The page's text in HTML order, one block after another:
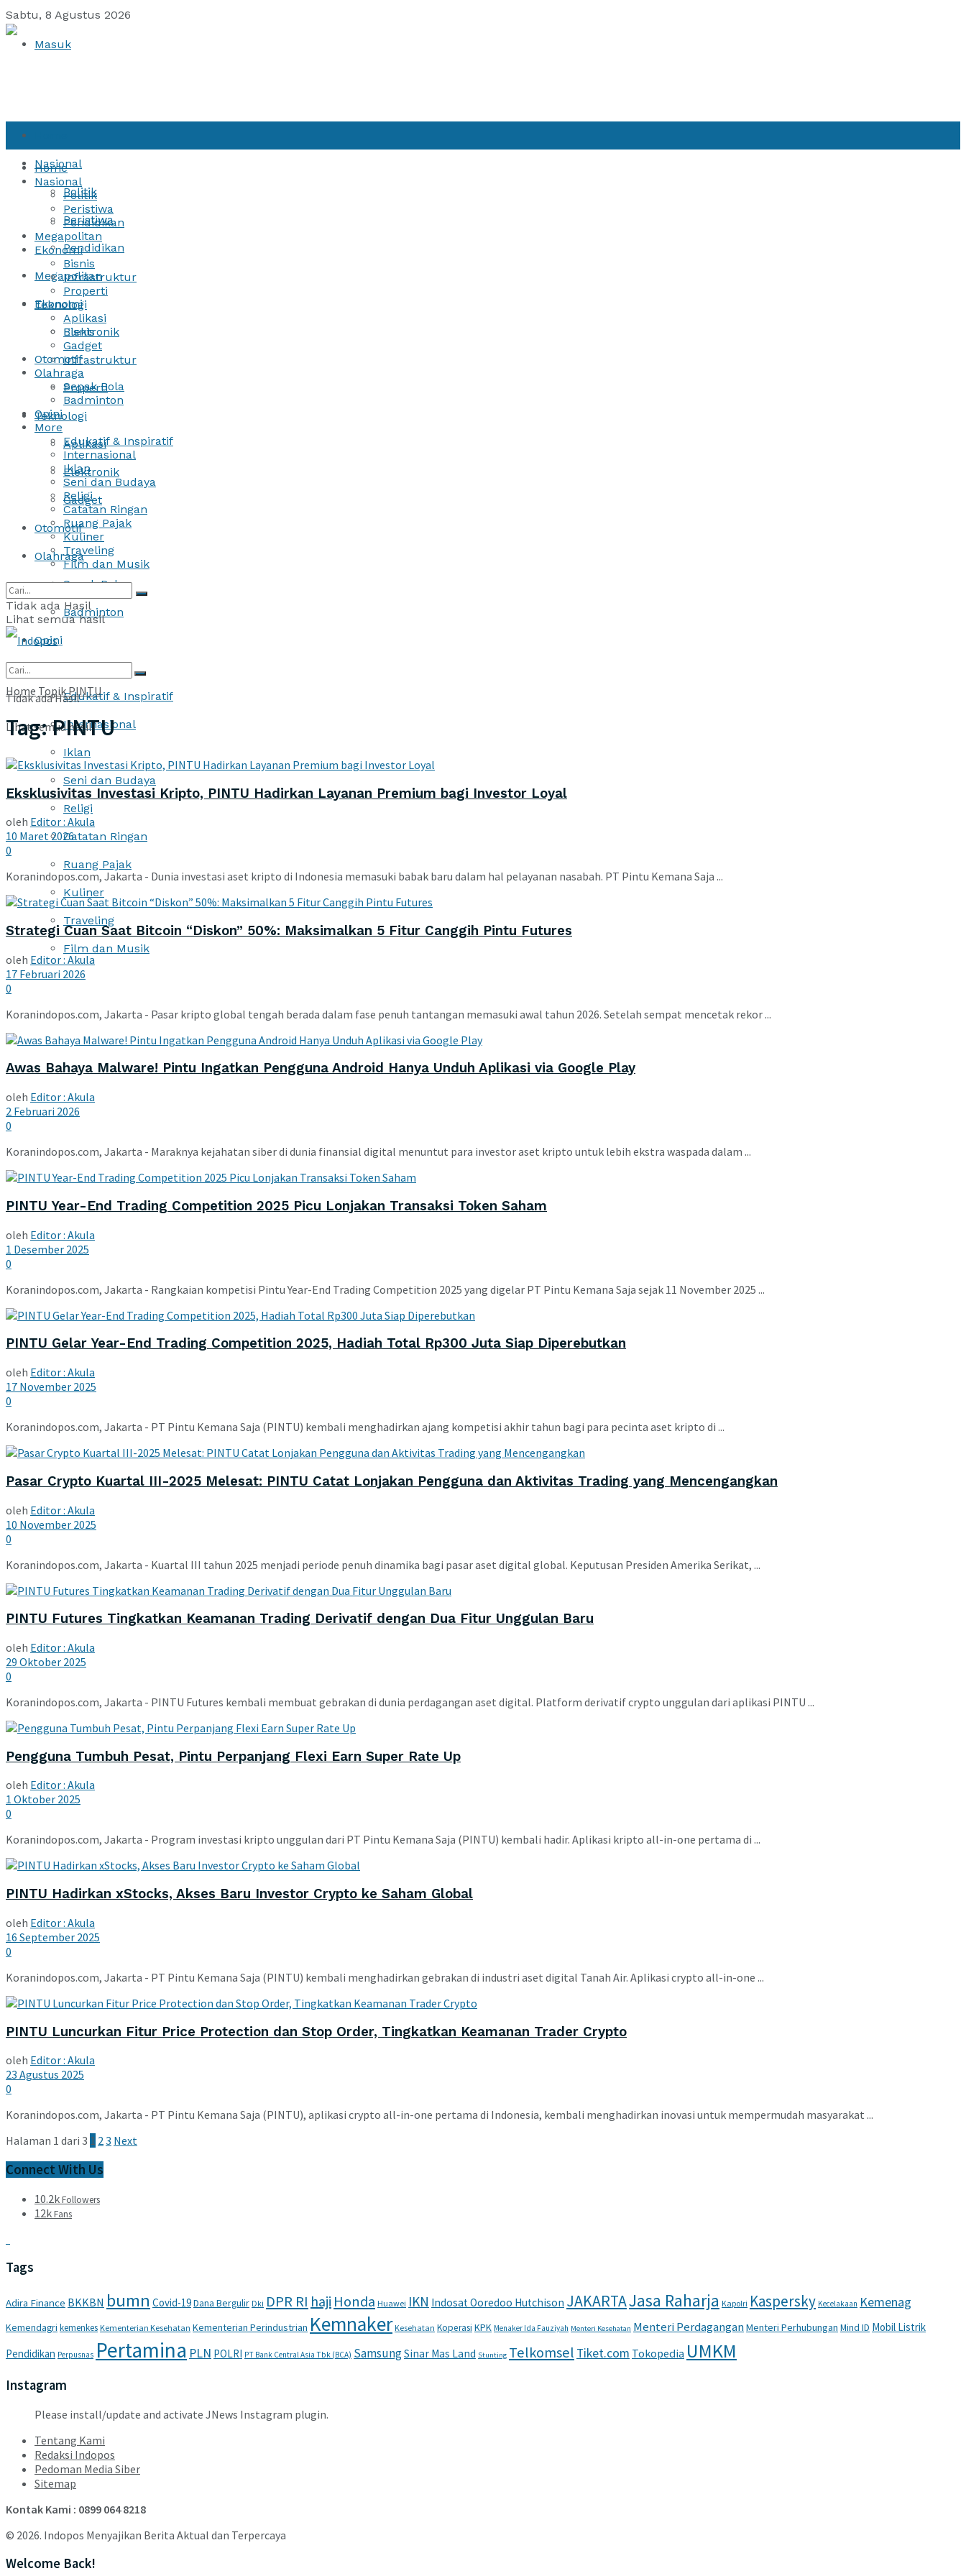
Sabtu, 8 Agustus 2026
Masuk
Nasional
Politik
Peristiwa
Pendidikan
Megapolitan
Ekonomi
Bisnis
Infrastruktur
Properti
Teknologi
Aplikasi
Elektronik
Gadget
Otomotif
Olahraga
Sepak Bola
Badminton
Opini
Edukatif & Inspiratif
Internasional
Iklan
Seni dan Budaya
Religi
Catatan Ringan
Ruang Pajak
Kuliner
Traveling
Film dan Musik
Home
Nasional
Politik
Peristiwa
Pendidikan
Megapolitan
Ekonomi
Bisnis
Infrastruktur
Properti
Teknologi
Aplikasi
Elektronik
Gadget
Otomotif
Olahraga
Sepak Bola
Badminton
Opini
More
Edukatif & Inspiratif
Internasional
Iklan
Seni dan Budaya
Religi
Catatan Ringan
Ruang Pajak
Kuliner
Traveling
Film dan Musik
Tidak ada Hasil
Lihat semua hasil
Tidak ada Hasil
Lihat semua hasil
Home TopikPINTU
Tag:PINTU
​Eksklusivitas Investasi Kripto, PINTU Hadirkan Layanan Premium bagi Investor Loyal
oleh Editor : Akula
10 Maret 2026
0
Koranindopos.com, Jakarta - ​Dunia investasi aset kripto di Indonesia memasuki babak baru dalam hal pelayanan nasabah. PT Pintu Kemana Saja ...
Strategi Cuan Saat Bitcoin “Diskon” 50%: Maksimalkan 5 Fitur Canggih Pintu Futures
oleh Editor : Akula
17 Februari 2026
0
Koranindopos.com, Jakarta - ​Pasar kripto global tengah berada dalam fase penuh tantangan memasuki awal tahun 2026. Setelah sempat mencetak rekor ...
​Awas Bahaya Malware! Pintu Ingatkan Pengguna Android Hanya Unduh Aplikasi via Google Play
oleh Editor : Akula
2 Februari 2026
0
Koranindopos.com, Jakarta - ​Maraknya kejahatan siber di dunia finansial digital menuntut para investor aset kripto untuk lebih ekstra waspada dalam ...
PINTU Year-End Trading Competition 2025 Picu Lonjakan Transaksi Token Saham
oleh Editor : Akula
1 Desember 2025
0
Koranindopos.com, Jakarta - Rangkaian kompetisi Pintu Year-End Trading Competition 2025 yang digelar PT Pintu Kemana Saja sejak 11 November 2025 ...
PINTU Gelar Year-End Trading Competition 2025, Hadiah Total Rp300 Juta Siap Diperebutkan
oleh Editor : Akula
17 November 2025
0
Koranindopos.com, Jakarta - PT Pintu Kemana Saja (PINTU) kembali menghadirkan ajang kompetisi akhir tahun bagi para pecinta aset kripto di ...
Pasar Crypto Kuartal III-2025 Melesat: PINTU Catat Lonjakan Pengguna dan Aktivitas Trading yang Mencengangkan
oleh Editor : Akula
10 November 2025
0
Koranindopos.com, Jakarta - Kuartal III tahun 2025 menjadi periode penuh dinamika bagi pasar aset digital global. Keputusan Presiden Amerika Serikat, ...
PINTU Futures Tingkatkan Keamanan Trading Derivatif dengan Dua Fitur Unggulan Baru
oleh Editor : Akula
29 Oktober 2025
0
Koranindopos.com, Jakarta - PINTU Futures kembali membuat gebrakan di dunia perdagangan aset digital. Platform derivatif crypto unggulan dari aplikasi PINTU ...
Pengguna Tumbuh Pesat, Pintu Perpanjang Flexi Earn Super Rate Up
oleh Editor : Akula
1 Oktober 2025
0
Koranindopos.com, Jakarta - Program investasi kripto unggulan dari PT Pintu Kemana Saja (PINTU) kembali hadir. Aplikasi kripto all-in-one pertama di ...
PINTU Hadirkan xStocks, Akses Baru Investor Crypto ke Saham Global
oleh Editor : Akula
16 September 2025
0
Koranindopos.com, Jakarta - PT Pintu Kemana Saja (PINTU) kembali menghadirkan gebrakan di industri aset digital Tanah Air. Aplikasi crypto all-in-one ...
PINTU Luncurkan Fitur Price Protection dan Stop Order, Tingkatkan Keamanan Trader Crypto
oleh Editor : Akula
23 Agustus 2025
0
Koranindopos.com, Jakarta - PT Pintu Kemana Saja (PINTU), aplikasi crypto all-in-one pertama di Indonesia, kembali menghadirkan inovasi untuk mempermudah masyarakat ...
Halaman 1 dari 3 1 23 Next
Connect With Us
10.2kFollowers
12kFans
Tags
Adira Finance BKKBN bumn Covid-19Dana Bergulir Dki DPR RI haji Honda Huawei IKN Indosat Ooredoo Hutchison JAKARTAJasa Raharja Kapolri Kaspersky Kecelakaan Kemenag
Kemendagri kemenkes Kementerian Kesehatan Kementerian Perindustrian Kemnaker Kesehatan Koperasi KPK Menaker Ida Fauziyah Menteri Kesehatan Menteri PerdaganganMenteri Perhubungan Mind ID Mobil Listrik
Pendidikan Perpusnas Pertamina PLN POLRI PT Bank Central Asia Tbk (BCA) SamsungSinar Mas Land Stunting Telkomsel Tiket.com Tokopedia UMKM
Instagram
Please install/update and activate JNews Instagram plugin.
Tentang Kami
Redaksi Indopos
Pedoman Media Siber
Sitemap
Kontak Kami : 0899 064 8218
© 2026. Indopos Menyajikan Berita Aktual dan Terpercaya
Welcome Back!